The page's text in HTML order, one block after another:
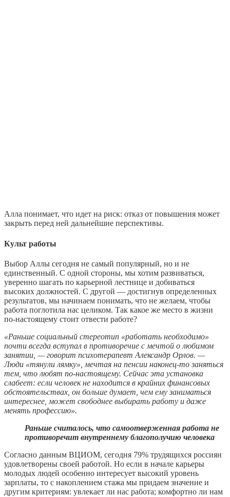
Алла понимает, что идет на риск: отказ от повышения может
закрыть перед ней дальнейшие перспективы.
Культ работы
Выбор Аллы сегодня не самый популярный, но и не
единственный. С одной стороны, мы хотим развиваться,
уверенно шагать по карьерной лестнице и добиваться
высоких должностей. С другой — достигнув определенных
результатов, мы начинаем понимать, что не желаем, чтобы
работа поглотила нас целиком. Так какое же место в жизни
по-настоящему стоит отвести работе?
«Раньше социальный стереотип «работать необходимо»
почти всегда вступал в противоречие с мечтой о любимом
занятии, — говорит психотерапевт Александр Орлов. —
Люди «тянули лямку», мечтая на пенсии наконец-то заняться
тем, что любят по-настоящему. Сейчас эта установка
слабеет: если человек не находится в крайних финансовых
обстоятельствах, он больше думает, чем ему заниматься
интереснее, может свободнее выбирать работу и даже
менять профессию».
Раньше считалось, что самоотверженная работа не
противоречит внутреннему благополучию человека
Согласно данным ВЦИОМ, сегодня 79% трудящихся россиян
удовлетворены своей работой. Но если в начале карьеры
молодых людей особенно интересует высокий уровень
зарплаты, то с накоплением стажа мы придаем значение и
другим критериям: увлекает ли нас работа; комфортно ли нам